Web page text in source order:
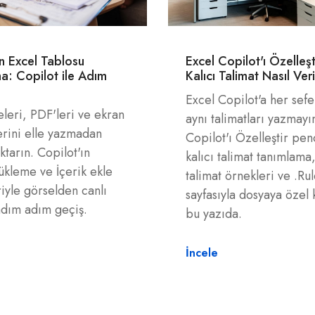
Excel Tablosu
Copilot ile Adım
PDF'leri ve ekran
elle yazmadan
Copilot'ın
ve İçerik ekle
görselden canlı
adım geçiş.
Excel Copilot'ı
Kalıcı Talimat Nasıl
Excel Copilot'a her
aynı talimatları
Copilot'ı Özelleştir
kalıcı talimat
talimat örnekleri ve
sayfasıyla dosyaya
bu yazıda.
İncele